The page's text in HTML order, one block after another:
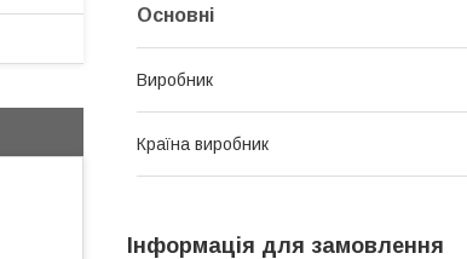
Основні
Виробник
Країна виробник
Інформація для замовлення